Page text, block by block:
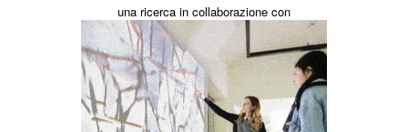
una ricerca in collaborazione con